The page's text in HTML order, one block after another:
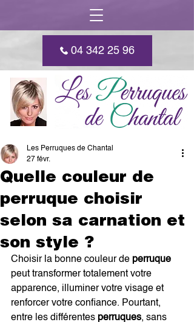
04 342 25 96
Quelle couleur de
perruque choisir
selon sa carnation et
son style ?
Les Perruques de Chantal
27 févr.
Choisir la bonne couleur de perruque
peut transformer totalement votre
apparence, illuminer votre visage et
renforcer votre confiance. Pourtant,
entre les différentes perruques, sans